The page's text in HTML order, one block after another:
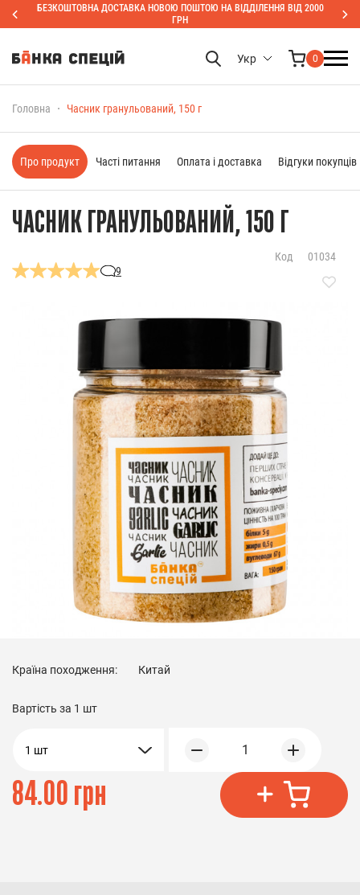
БЕЗКОШТОВНА ДОСТАВКА НОВОЮ ПОШТОЮ НА ВІДДІЛЕННЯ ВІД 2000
ГРН
Укр 0
Головна Часник гранульований, 150 г
ЧАСНИК ГРАНУЛЬОВАНИЙ, 150 Г
9
Код 01034
Країна походження: Китай
Вартість за 1 шт
1 шт 1
84.00 грн
Про продукт Часті питання Оплата і доставка Відгуки покупців